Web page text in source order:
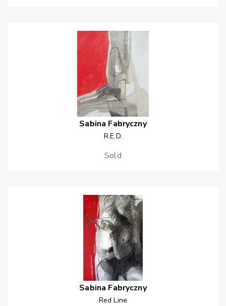
Sabina Fabryczny
R.E.D.
Sold
Sabina Fabryczny
Red Line